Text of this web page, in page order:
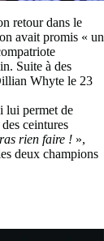
retour dans le
avait promis « un
Suite à des
Whyte le 23
lui permet de
ceintures
rien faire ! »,
deux champions